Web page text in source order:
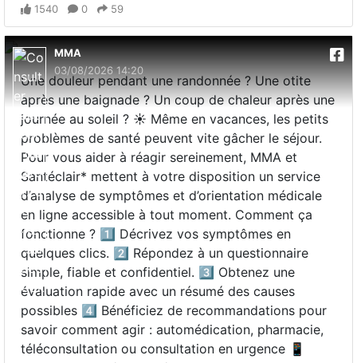
1540 0 59
MMA
03/08/2026 14:20
Une douleur pendant une randonnée ? Une otite
après une baignade ? Un coup de chaleur après une
journée au soleil ? ☀️ Même en vacances, les petits
problèmes de santé peuvent vite gâcher le séjour.
Pour vous aider à réagir sereinement, MMA et
Santéclair* mettent à votre disposition un service
d’analyse de symptômes et d’orientation médicale
en ligne accessible à tout moment. Comment ça
fonctionne ? 1️⃣ Décrivez vos symptômes en
quelques clics. 2️⃣ Répondez à un questionnaire
simple, fiable et confidentiel. 3️⃣ Obtenez une
évaluation rapide avec un résumé des causes
possibles 4️⃣ Bénéficiez de recommandations pour
savoir comment agir : automédication, pharmacie,
téléconsultation ou consultation en urgence 📱